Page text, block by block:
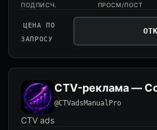
ПОДПИСЧ. ПРОСМ/ПОСТ
ЦЕНА ПО
ЗАПРОСУ
CTV-реклама —
@CTVadsManualPro
CTV ads